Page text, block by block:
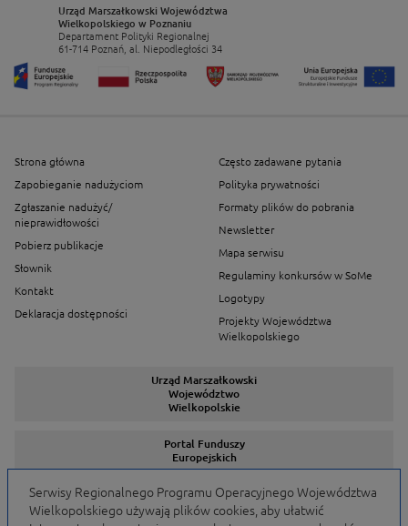
Urząd Marszałkowski Województwa
Wielkopolskiego w Poznaniu
Departament Polityki Regionalnej
61-714 Poznań, al. Niepodległości 34
Strona główna
Zapobieganie nadużyciom
Zgłaszanie nadużyć/
nieprawidłowości
Pobierz publikacje
Słownik
Kontakt
Deklaracja dostępności
Często zadawane pytania
Polityka prywatności
Formaty plików do pobrania
Newsletter
Mapa serwisu
Regulaminy konkursów w SoMe
Logotypy
Projekty Województwa
Wielkopolskiego
Urząd Marszałkowski
Województwo
Wielkopolskie
Portal Funduszy
Europejskich
Serwisy Programów
Serwisy Regionalnego Programu Operacyjnego Województwa
Wielkopolskiego używają plików cookies, aby ułatwić